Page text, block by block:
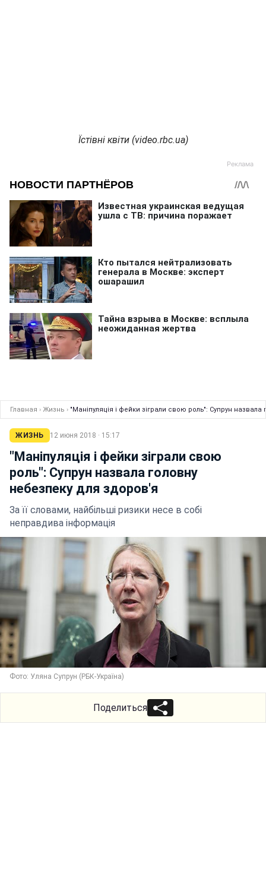
Їстівні квіти (video.rbc.ua)
Главная › Жизнь › "Маніпуляція і фейки зіграли свою роль": Супрун
ЖИЗНЬ 12 июня 2018 · 15:17
"Маніпуляція і фейки зіграли свою
роль": Супрун назвала головну
небезпеку для здоров'я
За її словами, найбільші ризики несе в собі
неправдива інформація
Фото: Уляна Супрун (РБК-Україна)
Поделиться